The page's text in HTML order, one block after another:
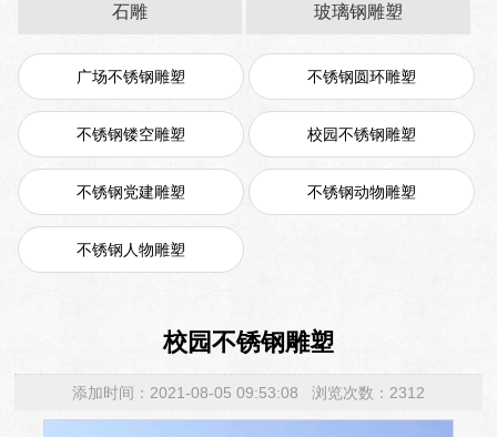
石雕 玻璃钢雕塑
广场不锈钢雕塑 不锈钢圆环雕塑
不锈钢镂空雕塑 校园不锈钢雕塑
不锈钢党建雕塑 不锈钢动物雕塑
不锈钢人物雕塑
校园不锈钢雕塑
添加时间：2021-08-05 09:53:08 浏览次数：2312